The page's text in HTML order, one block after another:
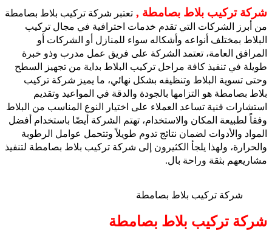
شركة تركيب بلاط بصامطة , تعتبر شركة تركيب بلاط بصامطة
من أبرز الشركات التي تقدم خدمات احترافية في مجال تركيب
البلاط بمختلف أنواعه وأشكاله سواء للمنازل أو الشركات أو
المرافق العامة، تعتمد الشركة على فريق عمل مدرب وذو خبرة
طويلة في تنفيذ كافة مراحل تركيب البلاط بداية من تجهيز السطح
وحتى تسوية البلاط وتنظيفه بشكل نهائي، ما يميز شركة تركيب
بلاط بصامطة هو التزامها بالجودة والدقة في المواعيد وتقديم
استشارات فنية تساعد العملاء على اختيار النوع المناسب من البلاط
وفقاً لطبيعة المكان والاستخدام، تهتم الشركة أيضًا باستخدام أفضل
المواد والأدوات لضمان نتائج تدوم طويلاً وتتحمل عوامل الرطوبة
والحرارة، ولهذا يلجأ الكثيرون إلى شركة تركيب بلاط بصامطة لتنفيذ
مشاريعهم بثقة وراحة بال.
شركة تركيب بلاط بصامطة
شركة تركيب بلاط بصامطة